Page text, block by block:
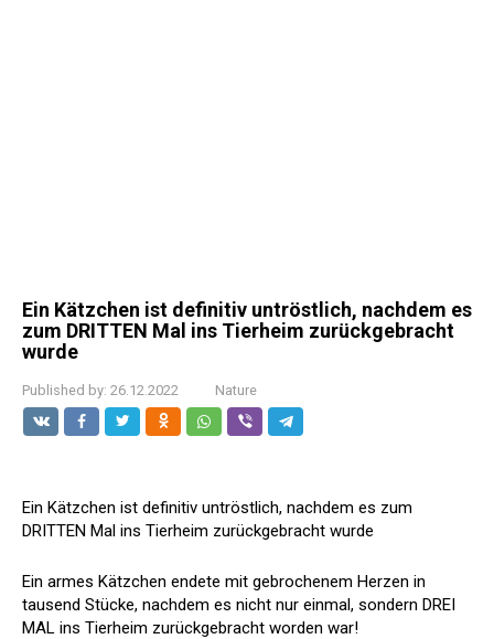
Ein Kätzchen ist definitiv untröstlich, nachdem es
zum DRITTEN Mal ins Tierheim zurückgebracht
wurde
Published by: 26.12.2022 Nature
Ein Kätzchen ist definitiv untröstlich, nachdem es zum
DRITTEN Mal ins Tierheim zurückgebracht wurde
Ein armes Kätzchen endete mit gebrochenem Herzen in
tausend Stücke, nachdem es nicht nur einmal, sondern DREI
MAL ins Tierheim zurückgebracht worden war!